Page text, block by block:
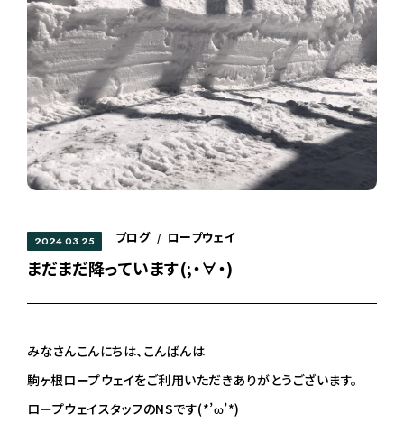
2024.03.25 ブログ / ロープウェイ
まだまだ降っています(;・∀・)
みなさんこんにちは、こんばんは
駒ヶ根ロープウェイをご利用いただきありがとうございます。
ロープウェイスタッフのNSです(*’ω’*)